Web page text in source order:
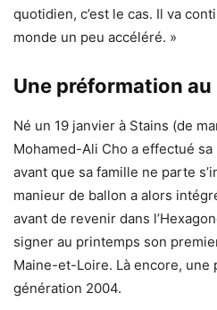
quotidien, c’est le cas. Il va
monde un peu accéléré. »
Une préformation au
Né un 19 janvier à Stains (de
Mohamed-Ali Cho a effectué
avant que sa famille ne parte
manieur de ballon a alors
avant de revenir dans
signer au printemps son
Maine-et-Loire. Là encore, une
génération 2004.